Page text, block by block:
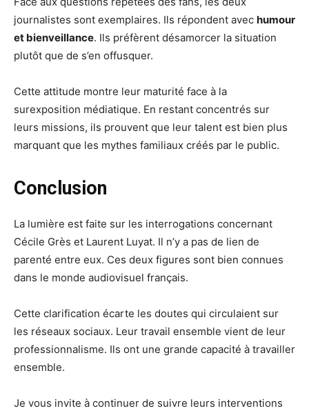
journalistes sont exemplaires. Ils répondent avec humour
et bienveillance. Ils préfèrent désamorcer la situation
plutôt que de s’en offusquer.
Cette attitude montre leur maturité face à la
surexposition médiatique. En restant concentrés sur
leurs missions, ils prouvent que leur talent est bien plus
marquant que les mythes familiaux créés par le public.
Conclusion
La lumière est faite sur les interrogations concernant
Cécile Grès et Laurent Luyat. Il n’y a pas de lien de
parenté entre eux. Ces deux figures sont bien connues
dans le monde audiovisuel français.
Cette clarification écarte les doutes qui circulaient sur
les réseaux sociaux. Leur travail ensemble vient de leur
professionnalisme. Ils ont une grande capacité à travailler
ensemble.
Je vous invite à continuer de suivre leurs interventions